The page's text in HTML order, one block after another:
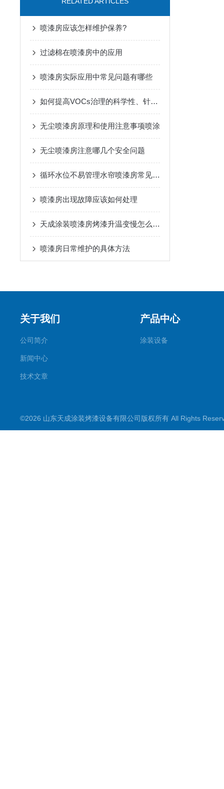
喷漆房应该怎样维护保养?
过滤棉在喷漆房中的应用
喷漆房实际应用中常见问题有哪些
如何提高VOCs治理的科学性、针对性和有效性
无尘喷漆房原理和使用注意事项喷涂
无尘喷漆房注意哪几个安全问题
循环水位不易管理水帘喷漆房常见问题
喷漆房出现故障应该如何处理
天成涂装喷漆房烤漆升温变慢怎么解决
喷漆房日常维护的具体方法
关于我们
公司简介
新闻中心
技术文章
产品中心
涂装设备
©2026 山东天成涂装烤漆设备有限公司版权所有 All Rights